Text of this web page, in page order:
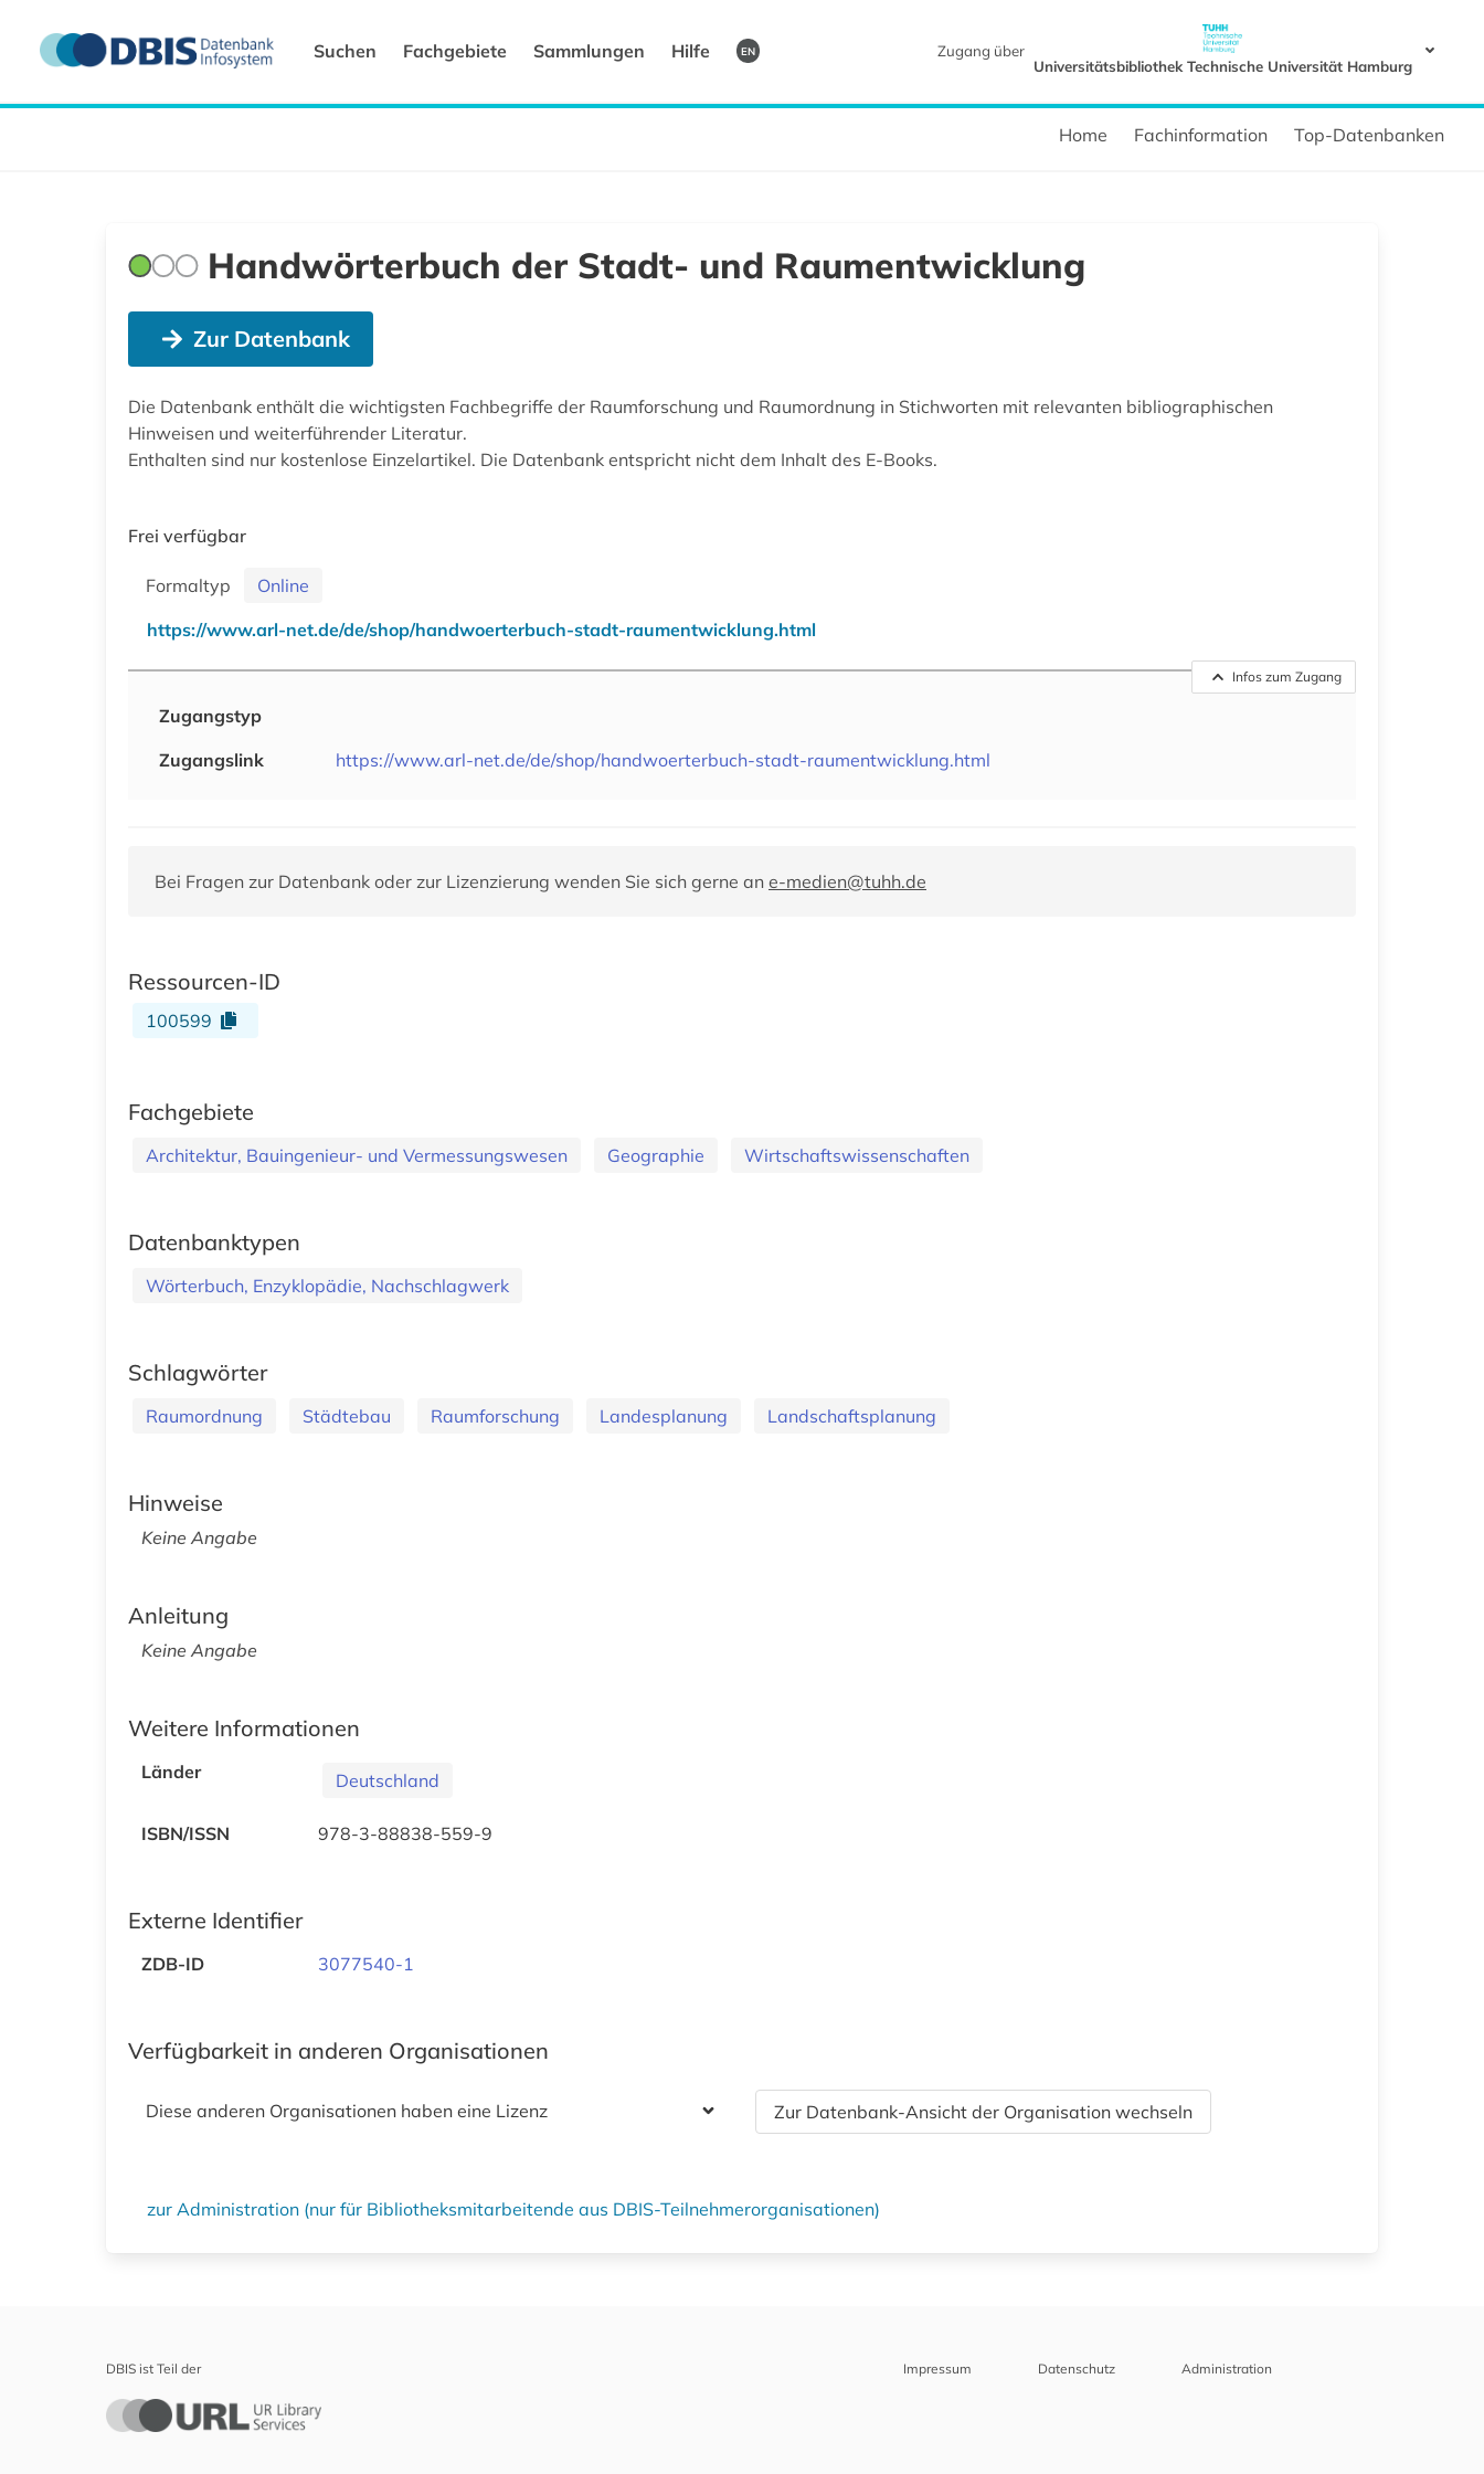
Suchen Fachgebiete Sammlungen Hilfe EN
Zugang über
Universitätsbibliothek Technische Universität Hamburg
Home Fachinformation Top-Datenbanken
Handwörterbuch der Stadt- und Raumentwicklung
Zur Datenbank
Die Datenbank enthält die wichtigsten Fachbegriffe der Raumforschung und Raumordnung in Stichworten mit relevanten bibliographischen
Hinweisen und weiterführender Literatur.
Enthalten sind nur kostenlose Einzelartikel. Die Datenbank entspricht nicht dem Inhalt des E-Books.
Frei verfügbar
Formaltyp
Online
https://www.arl-net.de/de/shop/handwoerterbuch-stadt-raumentwicklung.html
Infos zum Zugang
Zugangstyp
Zugangslink
https://www.arl-net.de/de/shop/handwoerterbuch-stadt-raumentwicklung.html
Bei Fragen zur Datenbank oder zur Lizenzierung wenden Sie sich gerne an e-medien@tuhh.de
Ressourcen-ID
100599
Fachgebiete
Architektur, Bauingenieur- und Vermessungswesen Geographie Wirtschaftswissenschaften
Datenbanktypen
Wörterbuch, Enzyklopädie, Nachschlagwerk
Schlagwörter
Raumordnung Städtebau Raumforschung Landesplanung Landschaftsplanung
Hinweise
Keine Angabe
Anleitung
Keine Angabe
Weitere Informationen
Länder Deutschland
ISBN/ISSN 978-3-88838-559-9
Externe Identifier
ZDB-ID 3077540-1
Verfügbarkeit in anderen Organisationen
Diese anderen Organisationen haben eine Lizenz Zur Datenbank-Ansicht der Organisation wechseln
zur Administration (nur für Bibliotheksmitarbeitende aus DBIS-Teilnehmerorganisationen)
DBIS ist Teil der Impressum Datenschutz Administration